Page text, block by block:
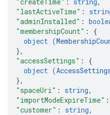
"lastActiveTime" :
"adminInstalled" :
"membershipCount" : {
object (
},
"accessSettings" : {
object (
},
"spaceUri" : string,
"importModeExpireTime" :
"customer" : string,